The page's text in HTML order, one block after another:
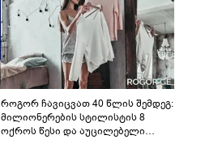
როგორ ჩავიცვათ 40 წლის შემდეგ:
მილიონერების სტილისტის 8
ოქროს წესი და აუცილებელი